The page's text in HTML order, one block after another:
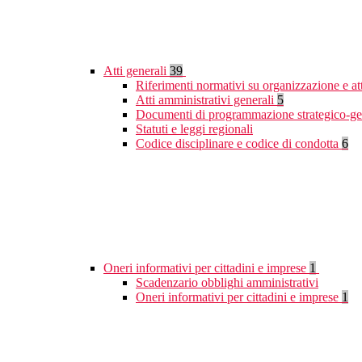
Atti generali 39
Riferimenti normativi su organizzazione e
Atti amministrativi generali 5
Documenti di programmazione strategico-
Statuti e leggi regionali
Codice disciplinare e codice di condotta 6
Oneri informativi per cittadini e imprese 1
Scadenzario obblighi amministrativi
Oneri informativi per cittadini e imprese 1